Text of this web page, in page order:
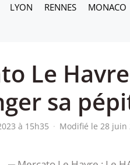
LYON RENNES MONACO
Le
sa
à 15h35 · Modifié le 28 juin